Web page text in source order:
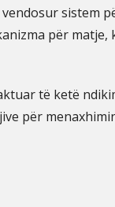
sistem
për matje,
të ketë
për